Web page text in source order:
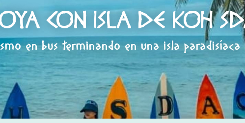
CON ISLA DE KOH
en bus terminando en una isla paradisíaca